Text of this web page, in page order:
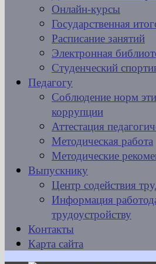
Онлайн-курсы
Государственная
Расписание занятий
Электронная
Студенческий
Педагогу
Соблюдение норм
коррупции
Аттестация
Методическая работа
Методические
Выпускнику
Центр содействия
Информация
трудоустройству
Контакты
Карта сайта